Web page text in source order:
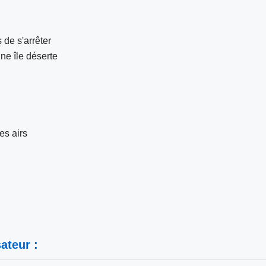
de s'arrêter
île déserte
airs
: